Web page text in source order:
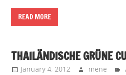
READ MORE
THAILÄNDISCHE GRÜNE
January 4, 2012 mene